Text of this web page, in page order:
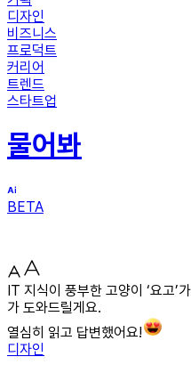
디자인
비즈니스
프로덕트
커리어
트렌드
스타트업
물어봐
BETA
IT 지식이 풍부한 고양이 ‘요고’
가 도와드릴게요.
열심히 읽고 답변했어요!
디자인